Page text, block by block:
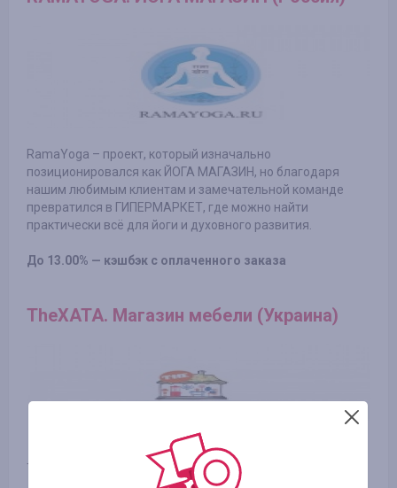
RamaYoga – проект, который изначально
позиционировался как ЙОГА МАГАЗИН, но благодаря
нашим любимым клиентам и замечательной команде
превратился в ГИПЕРМАРКЕТ, где можно найти
практически всё для йоги и духовного развития.
До 13.00% — кэшбэк с оплаченного заказа
TheXATA. Магазин мебели (Украина)
TheXATA - оригинальная мебель и аксессуары, яркий